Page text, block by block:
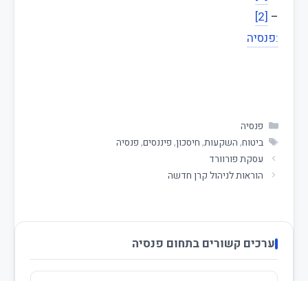
–
[2]
:פנסיה
פנסיה
ביטוח, השקעות, חיסכון, פיננסים, פנסיה
עסקת פורוורד
הוראות לניהול קרן חדשה
ערכים קשורים בתחום פנסיה